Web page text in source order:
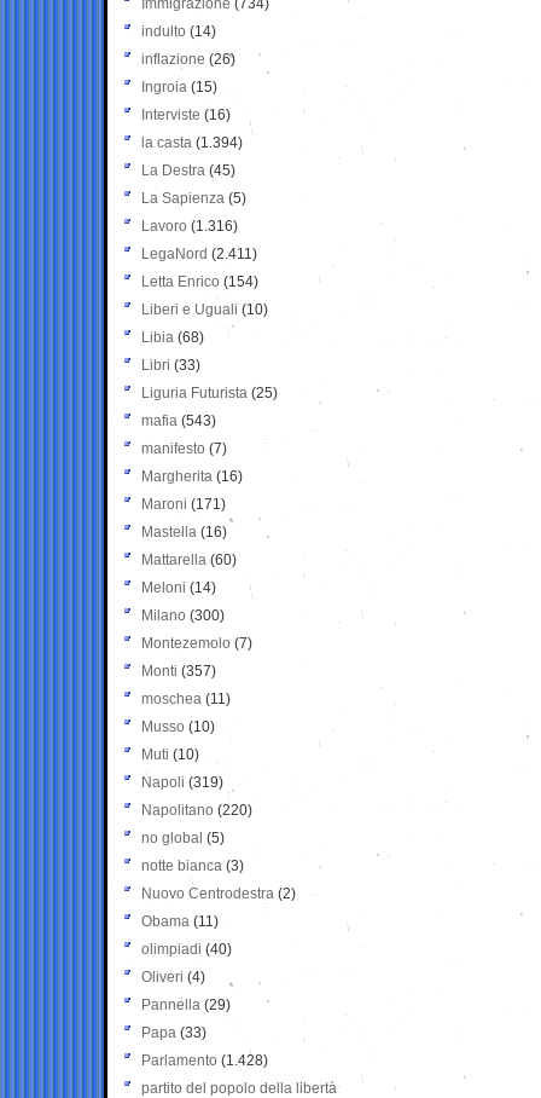
Immigrazione (734)
indulto (14)
inflazione (26)
Ingroia (15)
Interviste (16)
la casta (1.394)
La Destra (45)
La Sapienza (5)
Lavoro (1.316)
LegaNord (2.411)
Letta Enrico (154)
Liberi e Uguali (10)
Libia (68)
Libri (33)
Liguria Futurista (25)
mafia (543)
manifesto (7)
Margherita (16)
Maroni (171)
Mastella (16)
Mattarella (60)
Meloni (14)
Milano (300)
Montezemolo (7)
Monti (357)
moschea (11)
Musso (10)
Muti (10)
Napoli (319)
Napolitano (220)
no global (5)
notte bianca (3)
Nuovo Centrodestra (2)
Obama (11)
olimpiadi (40)
Oliveri (4)
Pannella (29)
Papa (33)
Parlamento (1.428)
partito del popolo della libertà